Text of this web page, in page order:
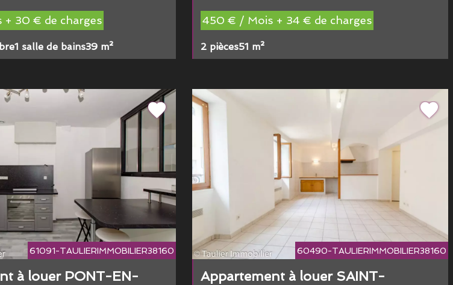
30 € de charges
1 salle de bains39 m²
450 € / Mois + 34 € de charges
2 pièces51 m²
61091-TAULIERIMMOBILIER38160
à louer PONT-EN-
60490-TAULIERIMMOBILIER38160
Appartement à louer SAINT-